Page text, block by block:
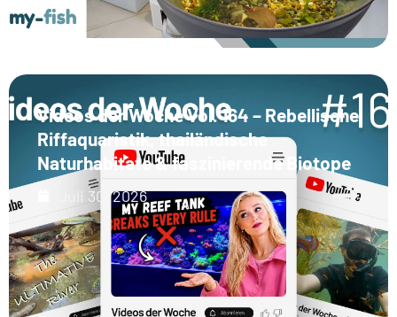
Videos der Woche Vol. 164 – Rebellische
Riffaquaristik, thailändische
Naturhabitate & faszinierende Biotope
Juli 30, 2026